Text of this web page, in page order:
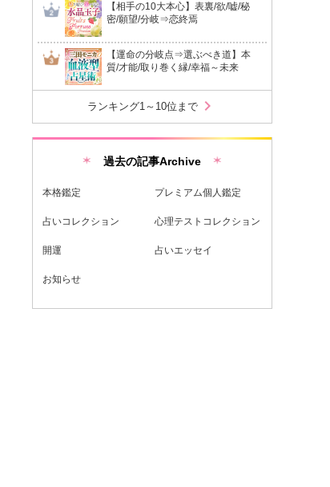
【相手の10大本心】表裏/欲/嘘/秘
密/願望/分岐⇒恋終焉
【運命の分岐点⇒選ぶべき道】本
質/才能/取り巻く縁/幸福～未来
ランキング1～10位まで chevron_right
過去の記事Archive
本格鑑定 プレミアム個人鑑定
占いコレクション 心理テストコレクション
開運 占いエッセイ
お知らせ